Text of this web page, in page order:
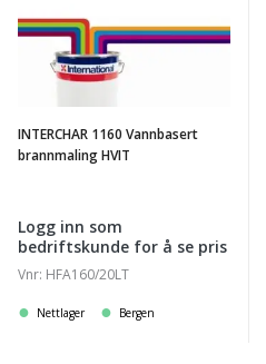
kan
velges
brannmaling
HVIT
INTERCHAR 1160 Vannbasert
brannmaling HVIT
Logg inn som
bedriftskunde for å se pris
Vnr: HFA160/20LT
Nettlager Bergen